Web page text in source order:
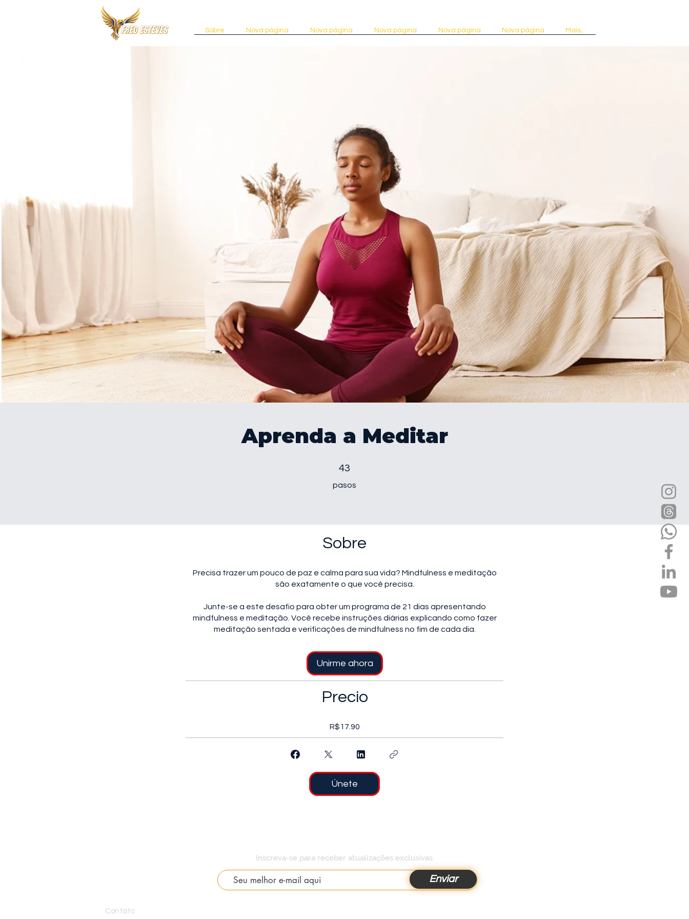
Sobre Nova página Nova página Nova página Nova página Nova página Mais...
Aprenda a Meditar
43
pasos
43 pasos
Sobre
Precisa trazer um pouco de paz e calma para sua vida? Mindfulness e meditação
são exatamente o que você precisa.
Junte-se a este desafio para obter um programa de 21 dias apresentando
mindfulness e meditação. Você recebe instruções diárias explicando como fazer
meditação sentada e verificações de mindfulness no fim de cada dia.
Unirme ahora
Precio
R$17.90
Únete
Inscreva-se para receber atualizações exclusivas
Enviar
Contato: